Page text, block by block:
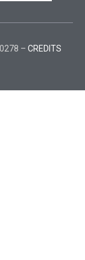
– CREDITS